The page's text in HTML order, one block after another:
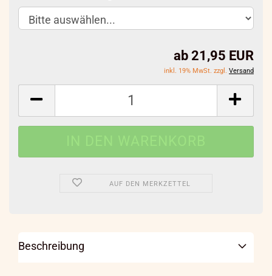
ab 21,95 EUR
inkl. 19% MwSt. zzgl. Versand
AUF DEN MERKZETTEL
Beschreibung